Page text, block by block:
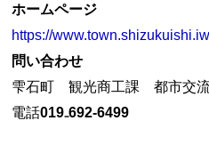
ホームページ
https://
問い合わせ
雫石町 観光商工課 都市交
電話019₋692-6499